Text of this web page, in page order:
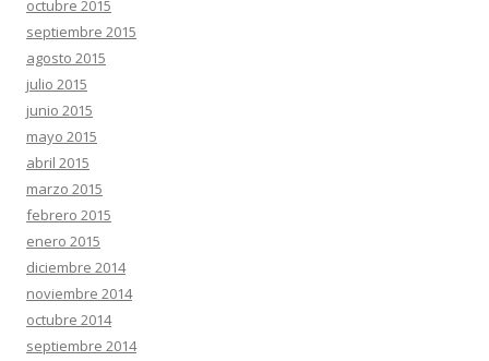
octubre 2015
septiembre 2015
agosto 2015
julio 2015
junio 2015
mayo 2015
abril 2015
marzo 2015
febrero 2015
enero 2015
diciembre 2014
noviembre 2014
octubre 2014
septiembre 2014